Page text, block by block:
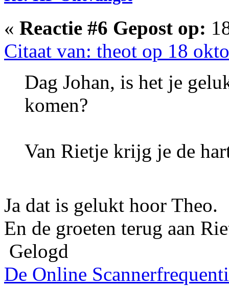
« Reactie #6 Gepost op:
Citaat van: theot op 18
Dag Johan, is het je
komen?
Van Rietje krijg je de
Ja dat is gelukt hoor Theo.
En de groeten terug aan
Gelogd
De Online